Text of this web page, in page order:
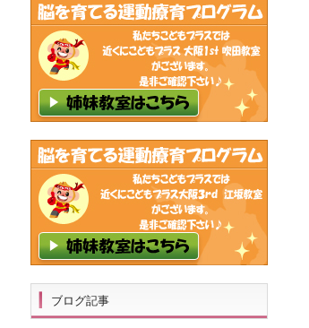
ブログ記事